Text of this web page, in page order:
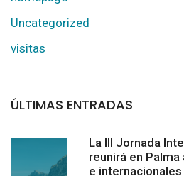
Uncategorized
visitas
ÚLTIMAS ENTRADAS
La III Jornada
reunirá en
e